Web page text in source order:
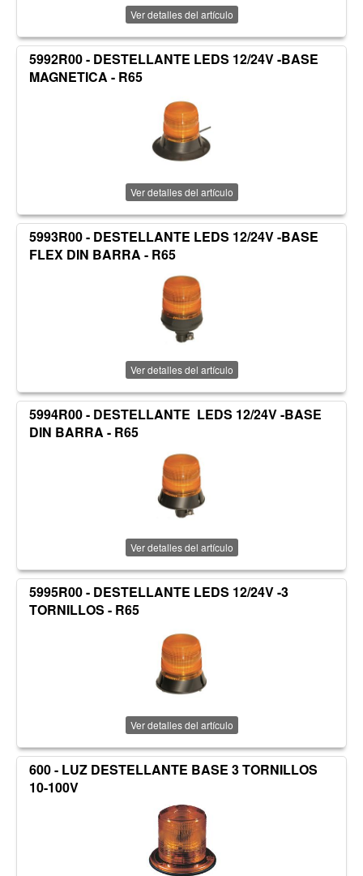
Ver detalles del artículo
5992R00 - DESTELLANTE LEDS 12/24V -BASE
MAGNETICA - R65
Ver detalles del artículo
5993R00 - DESTELLANTE LEDS 12/24V -BASE
FLEX DIN BARRA - R65
Ver detalles del artículo
5994R00 - DESTELLANTE LEDS 12/24V -BASE
DIN BARRA - R65
Ver detalles del artículo
5995R00 - DESTELLANTE LEDS 12/24V -3
TORNILLOS - R65
Ver detalles del artículo
600 - LUZ DESTELLANTE BASE 3 TORNILLOS
10-100V